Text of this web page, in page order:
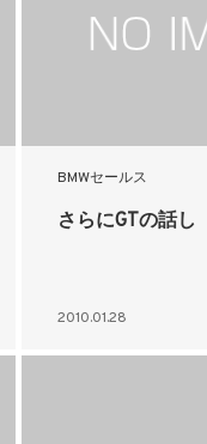
BMWセールス
さらにGTの話し
2010.01.28